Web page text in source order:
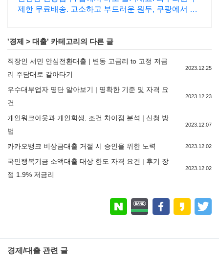
제한 무료배송. 고소하고 부드러운 원두, 쿠팡에서 당
'경제 > 대출' 카테고리의 다른 글
직장인 서민 안심전환대출 | 변동 고금리 to 고정 저금
리 주담대로 갈아타기
2023.12.25
우수대부업자 명단 알아보기 | 명확한 기준 및 자격 요
건
2023.12.23
개인워크아웃과 개인회생, 조건 차이점 분석 | 신청 방
법
2023.12.07
카카오뱅크 비상금대출 거절 시 승인을 위한 노력 2023.12.02
국민행복기금 소액대출 대상 한도 자격 요건 | 후기 장
점 1.9% 저금리
2023.12.02
경제/대출 관련 글